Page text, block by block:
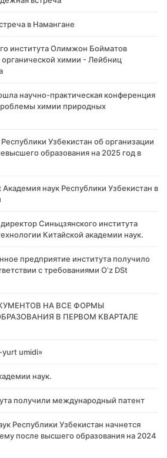
в Намангане
института Олимжон Бойматов
органической химии - Лейбниц
научно-практическая конференция
химии природных
Узбекистан об организации
образования на 2025 год в
наук Республики Узбекистан в
Синьцзянского института
Китайской академии наук.
предприятие института получило
с требованиями O’z DSt
НА ВСЕ ФОРМЫ
В ПЕРВОМ КВАРТАЛЕ
umidi»
наук.
получили международный патент
Республики Узбекистан начнется
после высшего образования на 2024